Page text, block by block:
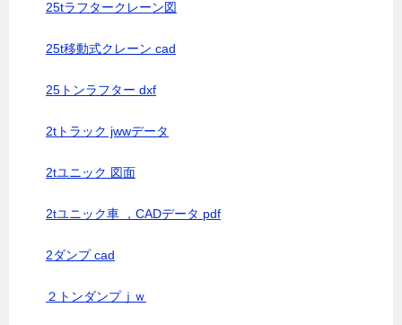
25tラフタークレーン図
25t移動式クレーン cad
25トンラフター dxf
2tトラック jwwデータ
2tユニック 図面
2tユニック車 ，CADデータ pdf
2ダンプ cad
２トンダンプｊｗ